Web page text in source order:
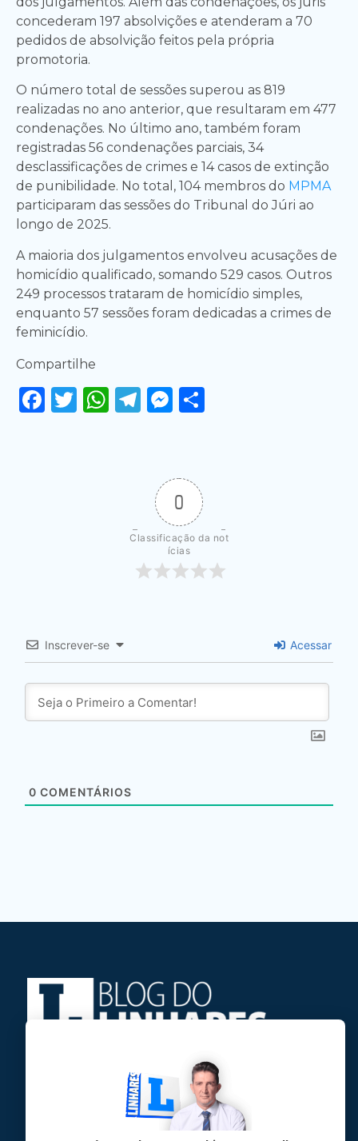
concederam 197 absolvições e atenderam a 70
pedidos de absolvição feitos pela própria
promotoria.
O número total de sessões superou as 819
realizadas no ano anterior, que resultaram em 477
condenações. No último ano, também foram
registradas 56 condenações parciais, 34
desclassificações de crimes e 14 casos de extinção
de punibilidade. No total, 104 membros do MPMA
participaram das sessões do Tribunal do Júri ao
longo de 2025.
A maioria dos julgamentos envolveu acusações de
homicídio qualificado, somando 529 casos. Outros
249 processos trataram de homicídio simples,
enquanto 57 sessões foram dedicadas a crimes de
feminicídio.
Compartilhe
Facebook
Twitter
WhatsApp
Telegram
Messenger
0
Classificação da not
ícias
Inscrever-se Acessar
0 COMENTÁRIOS
Jose Linhares Jr é maranhense.
Formado em Jornalismo, estudou filosofia
e tem pós-graduações em ciência política